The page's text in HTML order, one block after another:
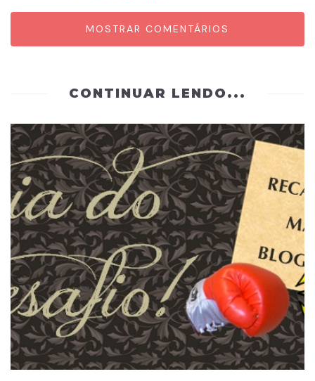
MOSTRAR COMENTÁRIOS
CONTINUAR LENDO...